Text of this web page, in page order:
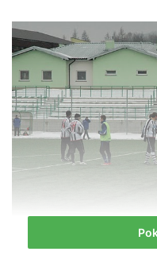
a
i
l